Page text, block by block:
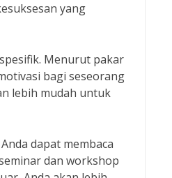
yang
Menurut pakar
bagi seseorang
lebih mudah untuk
dapat membaca
dan workshop